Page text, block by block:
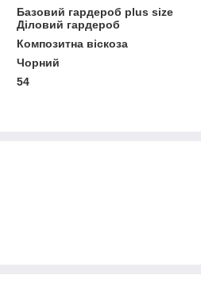
Базовий гардероб plus size
Діловий гардероб
Композитна віскоза
Чорний
54